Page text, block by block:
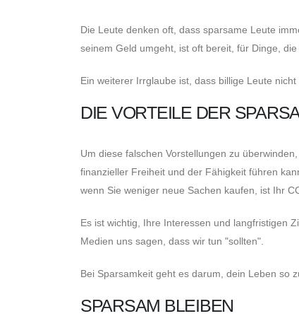
Die Leute denken oft, dass sparsame Leute
seinem Geld umgeht, ist oft bereit, für Dinge,
Ein weiterer Irrglaube ist, dass billige Leute
DIE VORTEILE DER
Um diese falschen Vorstellungen zu
finanzieller Freiheit und der Fähigkeit führen
wenn Sie weniger neue Sachen kaufen, ist Ihr
Es ist wichtig, Ihre Interessen und langfristigen
Medien uns sagen, dass wir tun "sollten".
Bei Sparsamkeit geht es darum, dein Leben so
SPARSAM BLEIBEN